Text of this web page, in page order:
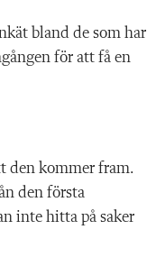
bland de som har
för att få en
den kommer fram.
den första
inte hitta på saker